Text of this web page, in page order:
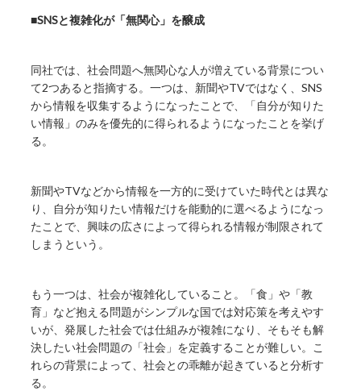
■SNSと複雑化が「無関心」を醸成
同社では、社会問題へ無関心な人が増えている背景につい
て2つあると指摘する。一つは、新聞やTVではなく、SNS
から情報を収集するようになったことで、「自分が知りた
い情報」のみを優先的に得られるようになったことを挙げ
る。
新聞やTVなどから情報を一方的に受けていた時代とは異な
り、自分が知りたい情報だけを能動的に選べるようになっ
たことで、興味の広さによって得られる情報が制限されて
しまうという。
もう一つは、社会が複雑化していること。「食」や「教
育」など抱える問題がシンプルな国では対応策を考えやす
いが、発展した社会では仕組みが複雑になり、そもそも解
決したい社会問題の「社会」を定義することが難しい。こ
れらの背景によって、社会との乖離が起きていると分析す
る。